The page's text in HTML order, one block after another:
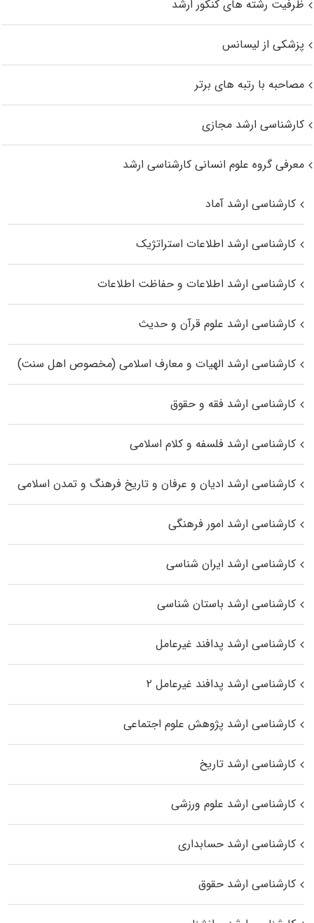
ظرفیت رشته های کنکور ارشد
پزشکی از لیسانس
مصاحبه با رتبه های برتر
کارشناسی ارشد مجازی
معرفی گروه علوم انسانی کارشناسی ارشد
کارشناسی ارشد آماد
کارشناسی ارشد اطلاعات استراتژیک
کارشناسی ارشد اطلاعات و حفاظت اطلاعات
کارشناسی ارشد علوم قرآن و حدیث
کارشناسی ارشد الهیات و معارف اسلامی (مخصوص اهل سنت)
کارشناسی ارشد فقه و حقوق
کارشناسی ارشد فلسفه و کلام اسلامی
کارشناسی ارشد ادیان و عرفان و تاریخ فرهنگ و تمدن اسلامی
کارشناسی ارشد امور فرهنگی
کارشناسی ارشد ایران شناسی
کارشناسی ارشد باستان شناسی
کارشناسی ارشد پدافند غیرعامل
کارشناسی ارشد پدافند غیرعامل ۲
کارشناسی ارشد پژوهش علوم اجتماعی
کارشناسی ارشد تاریخ
کارشناسی ارشد علوم ورزشی
کارشناسی ارشد حسابداری
کارشناسی ارشد حقوق